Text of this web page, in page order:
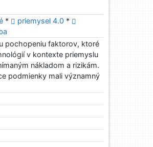
* priemysel 4.0 *
pochopeniu faktorov, ktoré
v kontexte priemyslu
nákladom a rizikám.
podmienky mali významný